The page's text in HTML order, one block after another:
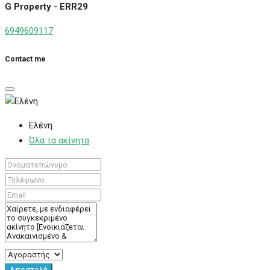
G Property - ERR29
6949609117
Contact me
Ελένη
Όλα τα ακίνητα